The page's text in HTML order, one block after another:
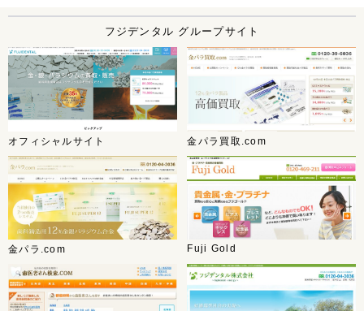
フジデンタル グループサイト
オフィシャルサイト 金パラ買取.com
金パラ.com Fuji Gold